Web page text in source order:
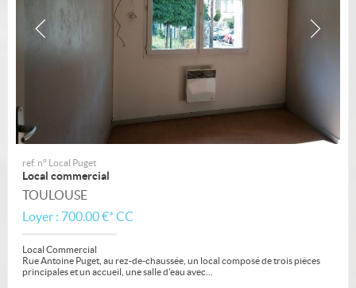
ref. n° Local Puget
Local commercial
TOULOUSE
Loyer : 700.00 €*CC
Local Commercial
Rue Antoine Puget, au rez-de-chaussée, un local composé de trois pièces
principales et un accueil, une salle d'eau avec...